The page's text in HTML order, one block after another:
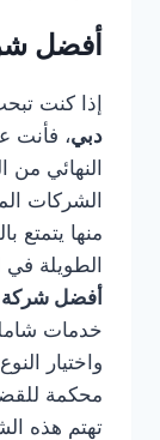
أفضل
إذا كنت
دبي، فأنت
النهائي
الشركات
منها يتمتع
الطويلة في
أفضل
خدمات
واختيار
محكمة
تهتم هذه